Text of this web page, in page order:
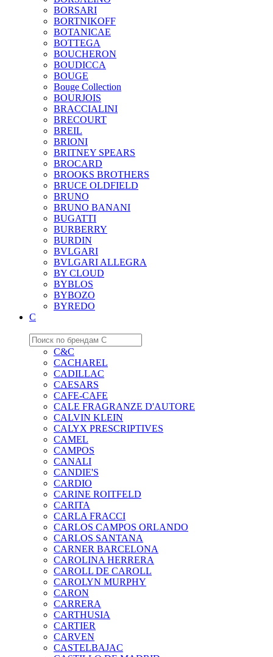
BORSARI
BORTNIKOFF
BOTANICAE
BOTTEGA
BOUCHERON
BOUDICCA
BOUGE
Bouge Collection
BOURJOIS
BRACCIALINI
BRECOURT
BREIL
BRIONI
BRITNEY SPEARS
BROCARD
BROOKS BROTHERS
BRUCE OLDFIELD
BRUNO
BRUNO BANANI
BUGATTI
BURBERRY
BURDIN
BVLGARI
BVLGARI ALLEGRA
BY CLOUD
BYBLOS
BYBOZO
BYREDO
C
C&C
CACHAREL
CADILLAC
CAESARS
CAFE-CAFE
CALE FRAGRANZE D'AUTORE
CALVIN KLEIN
CALYX PRESCRIPTIVES
CAMEL
CAMPOS
CANALI
CANDIE'S
CARDIO
CARINE ROITFELD
CARITA
CARLA FRACCI
CARLOS CAMPOS ORLANDO
CARLOS SANTANA
CARNER BARCELONA
CAROLINA HERRERA
CAROLL DE CAROLL
CAROLYN MURPHY
CARON
CARRERA
CARTHUSIA
CARTIER
CARVEN
CASTELBAJAC